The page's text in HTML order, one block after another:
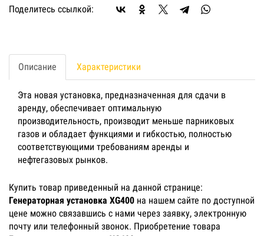
Поделитесь ссылкой:
Описание Характеристики
Эта новая установка, предназначенная для сдачи в
аренду, обеспечивает оптимальную
производительность, производит меньше парниковых
газов и обладает функциями и гибкостью, полностью
соответствующими требованиям аренды и
нефтегазовых рынков.
Купить товар приведенный на данной странице:
Генераторная установка XG400 на нашем сайте по доступной
цене можно связавшись с нами через заявку, электронную
почту или телефонный звонок. Приобретение товара